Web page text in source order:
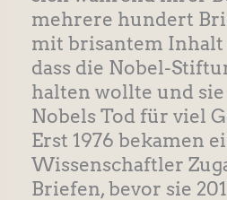
mehrere hundert
mit brisantem Inhalt
dass die Nobel-
halten wollte und sie
Nobels Tod für viel
Erst 1976 bekamen
Wissenschaftler
Briefen, bevor sie